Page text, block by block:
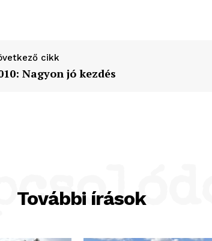
cikk
Nagyon jó kezdés
További írások